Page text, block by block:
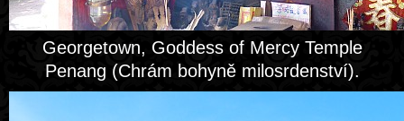
Georgetown, Goddess of Mercy Temple
Penang (Chrám bohyně milosrdenství).